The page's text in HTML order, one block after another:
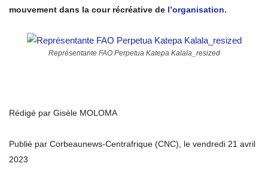
mouvement dans la cour récréative de l’organisation.
Représentante FAO Perpetua Katepa Kalala_resized
Rédigé par Gisèle MOLOMA
Publié par Corbeaunews-Centrafrique (CNC), le vendredi 21 avril
2023